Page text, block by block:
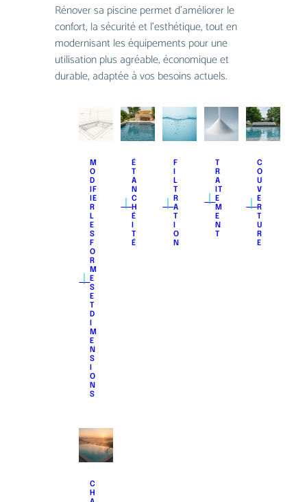
Rénover sa piscine permet d’améliorer le
confort, la sécurité et l’esthétique, tout en
modernisant les équipements pour une
utilisation plus agréable, économique et
durable, adaptée à vos besoins actuels.
｜
M
O
D
IF
IE
R
L
E
S
F
O
R
M
E
S
E
T
D
M
E
N
S
O
N
S
｜
É
T
A
N
C
H
É
T
É
｜
F
L
T
R
A
T
O
N
｜
T
R
A
IT
E
M
E
N
T
｜
C
O
U
V
E
R
T
U
R
E
C
H